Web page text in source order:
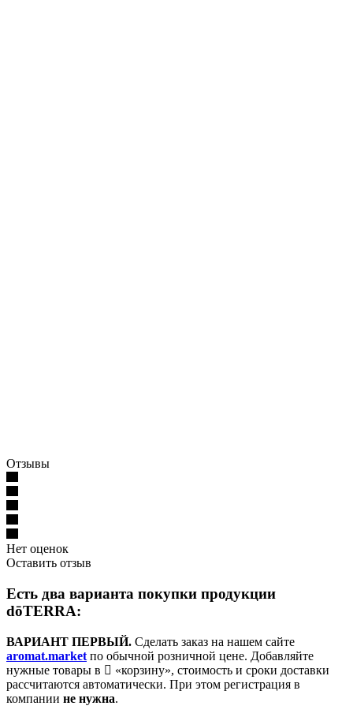
Отзывы
Нет оценок
Оставить отзыв
Есть два варианта покупки продукции
dōTERRA:
ВАРИАНТ ПЕРВЫЙ. Сделать заказ на нашем сайте
aromat.market по обычной розничной цене. Добавляйте
нужные товары в
«корзину», стоимость и сроки доставки
рассчитаются автоматически. При этом регистрация в
компании не нужна.